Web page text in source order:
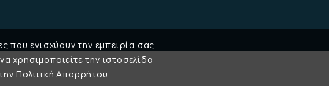
που ενισχύουν την εμπειρία σας
χρησιμοποιείτε την ιστοσελίδα
Πολιτική Απορρήτου